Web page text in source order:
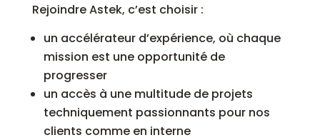
Rejoindre Astek, c’est choisir :
un accélérateur d’expérience, où chaque
mission est une opportunité de
progresser
un accès à une multitude de projets
techniquement passionnants pour nos
clients comme en interne